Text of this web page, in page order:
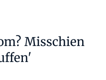
Misschien